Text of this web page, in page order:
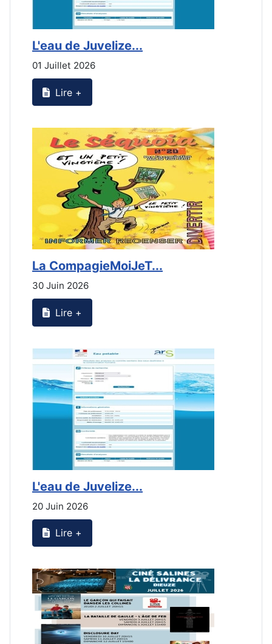
L'eau de Juvelize...
01 Juillet 2026
Lire +
La CompagieMoiJeT...
30 Juin 2026
Lire +
L'eau de Juvelize...
20 Juin 2026
Lire +